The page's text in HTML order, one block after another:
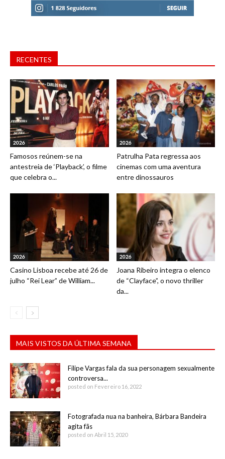
RECENTES
2026
Famosos reúnem-se na
antestreia de ‘Playback’, o filme
que celebra o...
2026
Patrulha Pata regressa aos
cinemas com uma aventura
entre dinossauros
2026
Casino Lisboa recebe até 26 de
julho “Rei Lear” de William...
2026
Joana Ribeiro integra o elenco
de “Clayface”, o novo thriller
da...
MAIS VISTOS DA ÚLTIMA SEMANA
Filipe Vargas fala da sua personagem sexualmente
controversa...
posted on Fevereiro 16, 2022
Fotografada nua na banheira, Bárbara Bandeira
agita fãs
posted on Abril 15, 2020